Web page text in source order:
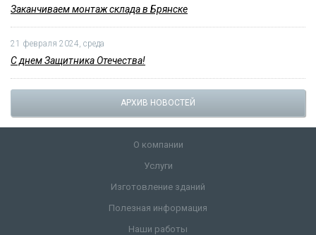
Заканчиваем монтаж склада в Брянске
21 февраля 2024, среда
С днем Защитника Отечества!
АРХИВ НОВОСТЕЙ
О компании
Услуги
Изготовление зданий
Полезная информация
Наши работы